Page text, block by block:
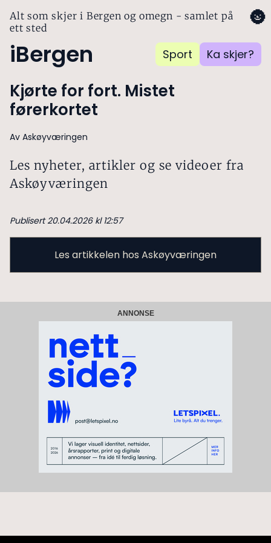
Alt som skjer i Bergen og omegn - samlet på
ett sted
iBergen Sport Ka skjer?
🌚
Kjørte for fort. Mistet
førerkortet
Av Askøyværingen
Les nyheter, artikler og se videoer fra
Askøyværingen
Publisert 20.04.2026 kl 12:57
Les artikkelen hos Askøyværingen
ANNONSE